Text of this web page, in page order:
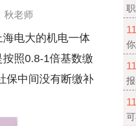
秋老师
电大的机电一体
照0.8-1倍基数缴
保中间没有断缴补